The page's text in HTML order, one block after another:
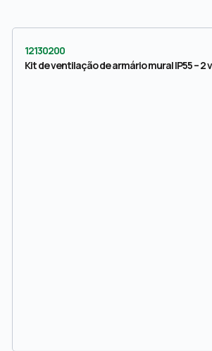
12130200
Kit de ventilação de armário mural IP55 – 2